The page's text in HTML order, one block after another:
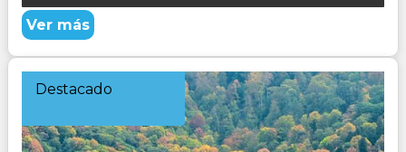
Ver más
Destacado